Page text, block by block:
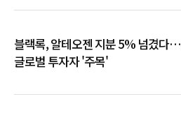
블랙록, 알테오젠 지분 5% 넘겼다…
글로벌 투자자 '주목'